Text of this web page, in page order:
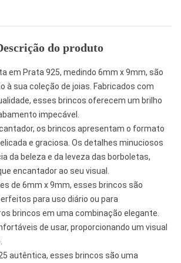
do produto
em Prata 925, medindo 6mm x 9mm, são
à sua coleção de joias. Fabricados com
esses brincos oferecem um brilho
impecável.
os brincos apresentam o formato
e graciosa. Os detalhes minuciosos
da beleza e da leveza das borboletas,
encantador ao seu visual.
de 6mm x 9mm, esses brincos são
para uso diário ou para
brincos em uma combinação elegante.
de usar, proporcionando um visual
autêntica, esses brincos são uma